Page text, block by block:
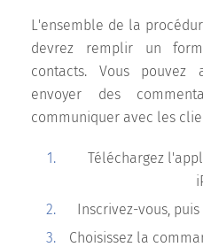
L'ensemble de la
devrez remplir un
contacts. Vous pouvez
envoyer des
communiquer avec les
Téléchargez
Inscrivez-vous,
Choisissez la